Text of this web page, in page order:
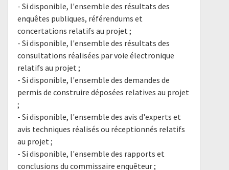
- Si disponible, l'ensemble des résultats des
enquêtes publiques, référendums et
concertations relatifs au projet ;
- Si disponible, l'ensemble des résultats des
consultations réalisées par voie électronique
relatifs au projet ;
- Si disponible, l'ensemble des demandes de
permis de construire déposées relatives au projet
;
- Si disponible, l'ensemble des avis d'experts et
avis techniques réalisés ou réceptionnés relatifs
au projet ;
- Si disponible, l'ensemble des rapports et
conclusions du commissaire enquêteur ;